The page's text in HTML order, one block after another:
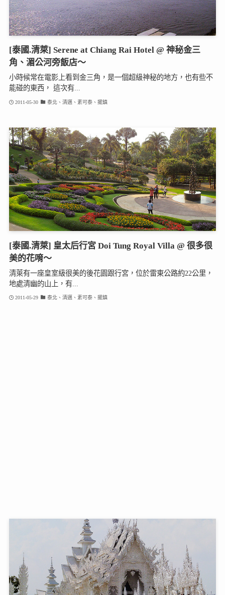
[泰國.清萊] Serene at Chiang Rai Hotel @ 神秘金三
角、湄公河旁飯店～
小時候常在電影上看到金三角，是一個超級神秘的地方，也有些不
能碰的東西， 這次有...
2011-05-30 泰北、清邁、素可泰、擺鎮
[泰國.清萊] 皇太后行宮 Doi Tung Royal Villa @ 很多很
美的花唷～
清萊有一座皇室級很美的後花園跟行宮，位於雷東公路約22公里，
地處清幽的山上，有...
2011-05-29 泰北、清邁、素可泰、擺鎮